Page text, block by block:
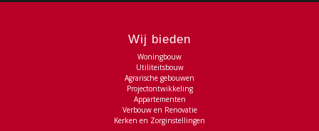
Wij bieden
Woningbouw
Utiliteitsbouw
Agrarische gebouwen
Projectontwikkeling
Appartementen
Verbouw en Renovatie
Kerken en Zorginstellingen